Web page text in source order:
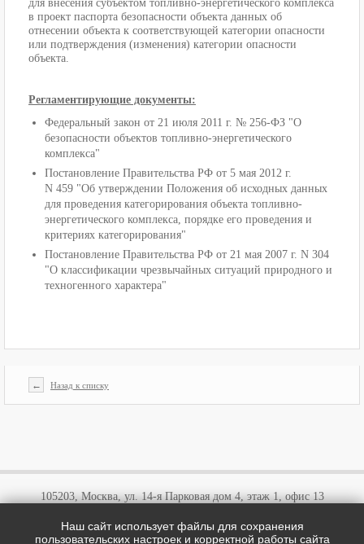
для внесения субъектом топливно-энергетического комплекса
в проект паспорта безопасности объекта данных об
отнесении объекта к соответствующей категории опасности
или подтверждения (изменения) категории опасности
объекта.
Регламентирующие документы:
Федеральный закон от 21 июля 2011 г. № 256-ФЗ "О
безопасности объектов топливно-энергетического
комплекса"
Постановление Правительства РФ от 5 мая 2012 г.
N 459 "Об утверждении Положения об исходных данных
для проведения категорирования объекта топливно-
энергетического комплекса, порядке его проведения и
критериях категорирования"
Постановление Правительства РФ от 21 мая 2007 г. N 304
"О классификации чрезвычайных ситуаций природного и
техногенного характера"
← Назад к списку
105203, Москва, ул. 14-я Парковая дом 4, этаж 1, офис 13
+7 (495)646 03 57
+7 (800)707 57 72
Наш сайт использует файлы для сохранения
пользовательских настроек и корректной работы сайта